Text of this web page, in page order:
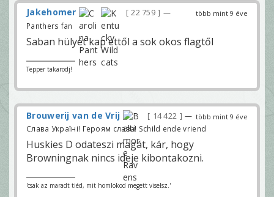
több mint 9 éve
Jakehomer 22 759
—
Panthers fan
Saban hülyét kap ettől a sok okos flagtől
Tepper takarodj!
több mint 9 éve
Brouwerij van de Vrij 14 422
—
Слава Україні! Героям слава! Schild ende vriend
Huskies D odateszi magát, kár, hogy
Browningnak nincs ideje kibontakozni.
'csak az maradt tiéd, mit homlokod megett viselsz.'